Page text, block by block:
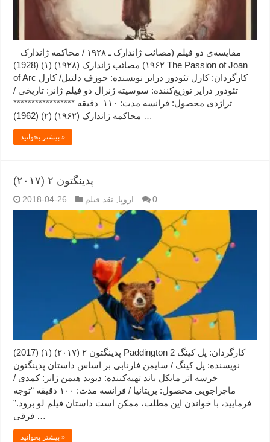
مقایسه‌ی دو فیلم (مصائب ژاندارک ـ ۱۹۲۸ / محاکمه ژاندارک –
۱۹۶۲) مصائب ژاندارک (۱۹۲۸) (۱) (1928) The Passion of Joan
of Arc کارگردان: کارل تئودور درایر نویسنده: جوزف دلتیل/ کارل
تئودور درایر توزیع‌کننده: سوسیته ژنرال دو فیلم ژانر: تاریخی /
تراژدی محصول: فرانسه مدت: ۱۱۰ دقیقه *****************
محاکمه ژاندارک (۱۹۶۲) (۲) (1962) …
بیشتر بخوانید »
پدینگتون ۲ (۲۰۱۷)
2018-04-26 اروپا نقد فیلم 0
پدینگتون ۲ (۲۰۱۷) (۱) (2017) Paddington 2 کارگردان: پل کینگ
نویسنده: پل کینگ / سایمن فارنابی بر اساس داستان پدینگتون
خرسه اثر مایکل باند تهیه‌کننده: دیوید هیمن ژانر: کمدی /
ماجراجویی محصول: بریتانیا / فرانسه مدت: ۱۰۰ دقیقه “توجه
فرمایید،‌ با خواندن این مطلب، ممکن است داستان فیلم لو برود.”
فرقی …
بیشتر بخوانید »